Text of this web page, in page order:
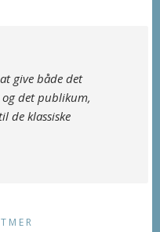
give både det
og det publikum,
de klassiske